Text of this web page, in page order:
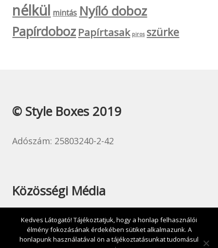
nélkül mintás Nyíló doboz
Papírdoboz Papírtasak piros szürke
© Style Boxes 2019
Adószám: 25803240-2-42
Közösségi Média
Kedves Látogató! Tájékoztatjuk, hogy a honlap felhasználói
élmény fokozásának érdekében sütiket alkalmazunk. A
honlapunk használatával ön a tájékoztatásunkat tudomásul